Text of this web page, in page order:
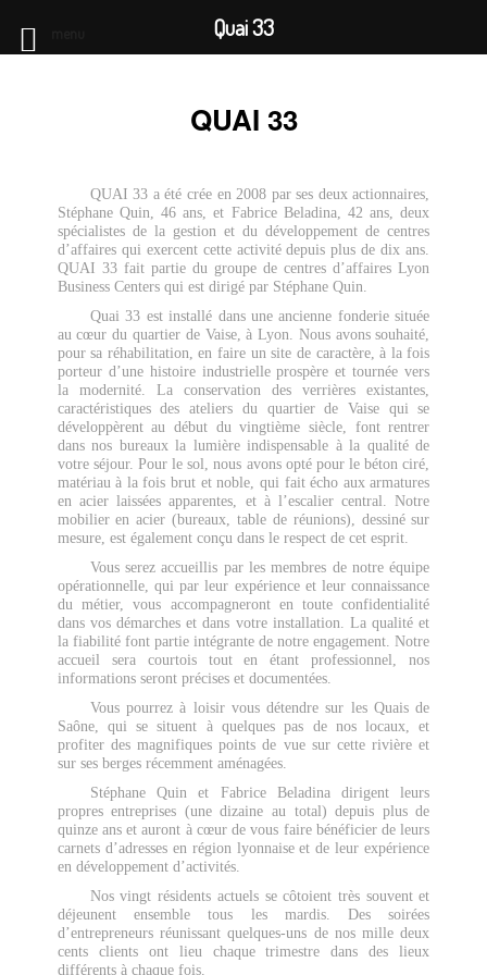
QUAI 33
QUAI 33 a été crée en 2008 par ses deux actionnaires,
Stéphane Quin, 46 ans, et Fabrice Beladina, 42 ans, deux
spécialistes de la gestion et du développement de centres
d’affaires qui exercent cette activité depuis plus de dix ans.
QUAI 33 fait partie du groupe de centres d’affaires Lyon
Business Centers qui est dirigé par Stéphane Quin.
Quai 33 est installé dans une ancienne fonderie située
au cœur du quartier de Vaise, à Lyon. Nous avons souhaité,
pour sa réhabilitation, en faire un site de caractère, à la fois
porteur d’une histoire industrielle prospère et tournée vers
la modernité. La conservation des verrières existantes,
caractéristiques des ateliers du quartier de Vaise qui se
développèrent au début du vingtième siècle, font rentrer
dans nos bureaux la lumière indispensable à la qualité de
votre séjour. Pour le sol, nous avons opté pour le béton ciré,
matériau à la fois brut et noble, qui fait écho aux armatures
en acier laissées apparentes, et à l’escalier central. Notre
mobilier en acier (bureaux, table de réunions), dessiné sur
mesure, est également conçu dans le respect de cet esprit.
Vous serez accueillis par les membres de notre équipe
opérationnelle, qui par leur expérience et leur connaissance
du métier, vous accompagneront en toute confidentialité
dans vos démarches et dans votre installation. La qualité et
la fiabilité font partie intégrante de notre engagement. Notre
accueil sera courtois tout en étant professionnel, nos
informations seront précises et documentées.
Vous pourrez à loisir vous détendre sur les Quais de
Saône, qui se situent à quelques pas de nos locaux, et
profiter des magnifiques points de vue sur cette rivière et
sur ses berges récemment aménagées.
Stéphane Quin et Fabrice Beladina dirigent leurs
propres entreprises (une dizaine au total) depuis plus de
quinze ans et auront à cœur de vous faire bénéficier de leurs
carnets d’adresses en région lyonnaise et de leur expérience
en développement d’activités.
Nos vingt résidents actuels se côtoient très souvent et
déjeunent ensemble tous les mardis. Des soirées
d’entrepreneurs réunissant quelques-uns de nos mille deux
cents clients ont lieu chaque trimestre dans des lieux
différents à chaque fois.
Quai 33